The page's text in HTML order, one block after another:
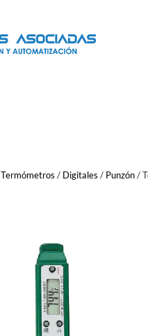
Termómetros / Digitales / Punzón/